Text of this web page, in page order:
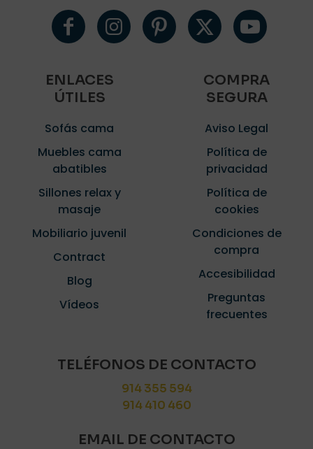
ENLACES
ÚTILES
Sofás cama
Muebles cama
abatibles
Sillones relax y
masaje
Mobiliario juvenil
Contract
Blog
Vídeos
COMPRA
SEGURA
Aviso Legal
Política de
privacidad
Política de
cookies
Condiciones de
compra
Accesibilidad
Preguntas
frecuentes
TELÉFONOS DE CONTACTO
914 355 594
914 410 460
EMAIL DE CONTACTO